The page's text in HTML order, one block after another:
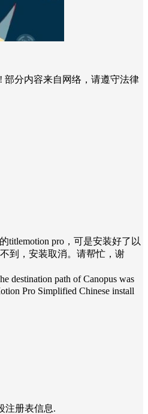
部分内容来自网络，请遵守法律
titlemotion pro，可是安装好了以
到，安装取消。请帮忙，谢
destination path of Canopus was
Pro Simplified Chinese install
注册表信息.